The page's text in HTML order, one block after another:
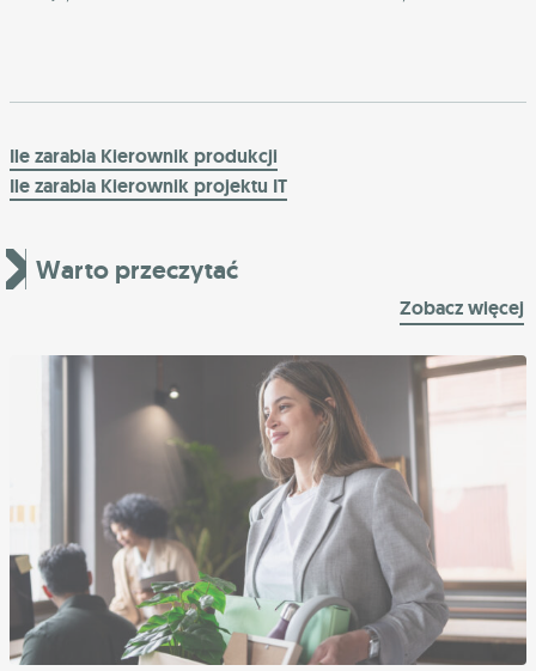
Ile zarabia Kierownik produkcji
Ile zarabia Kierownik projektu IT
Warto przeczytać
Zobacz więcej